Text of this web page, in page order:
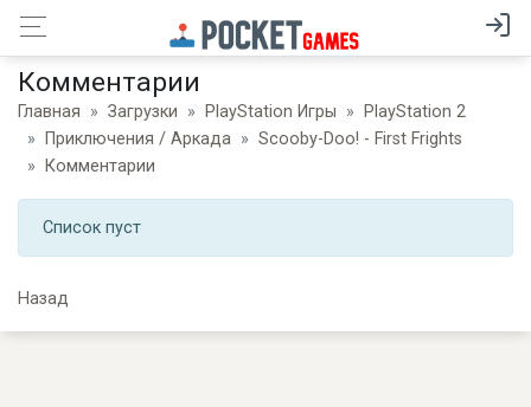
Комментарии
Главная Загрузки PlayStation Игры
PlayStation 2
Приключения / Аркада
Scooby-Doo! - First Frights
Комментарии
Список пуст
Назад